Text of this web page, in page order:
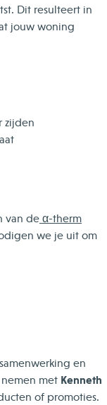
Dit resulteert in
jouw woning
zijden
van de α-therm
we je uit om
en
met Kenneth
of promoties.